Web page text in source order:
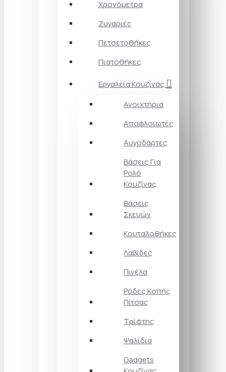
Χρονόμετρα
Ζυγαριές
Πετσετοθήκες
Πιατοθήκες
Εργαλεία Κουζίνας
Ανοιχτήρια
Αποφλοιωτές
Αυγοδάρτες
Βάσεις Για
Ρολό
Κουζίνας
Βάσεις
Σκευών
Κουταλοθήκες
Λαβίδες
Πινέλα
Ρόδες Κοπής
Πίτσας
Τρίφτης
Ψαλίδια
Gadgets